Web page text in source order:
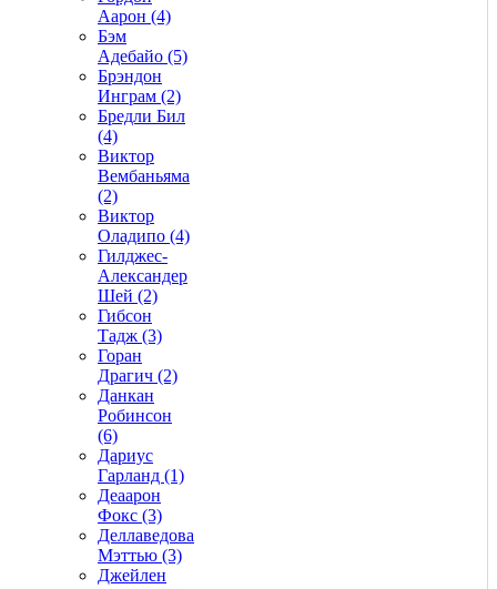
Аарон (4)
Бэм
Адебайо (5)
Брэндон
Инграм (2)
Бредли Бил
(4)
Виктор
Вембаньяма
(2)
Виктор
Оладипо (4)
Гилджес-
Александер
Шей (2)
Гибсон
Тадж (3)
Горан
Драгич (2)
Данкан
Робинсон
(6)
Дариус
Гарланд (1)
Деаарон
Фокс (3)
Деллаведова
Мэттью (3)
Джейлен